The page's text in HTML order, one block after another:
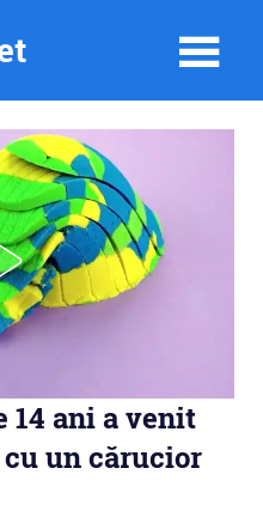
14 ani a venit
cu un cărucior